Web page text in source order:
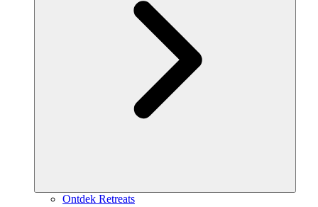
Ontdek Retreats